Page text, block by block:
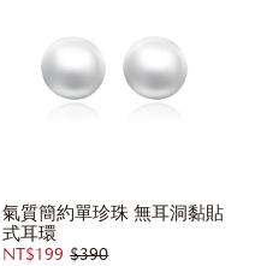
氣質簡約單珍珠 無耳洞黏貼
式耳環
NT$199 $390